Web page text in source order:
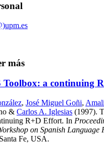
más
Toolbox: a continuing
, José Miguel Goñi,
& Carlos A. Iglesias (1997).
R+D Effort. In
on Spanish Language
Fe, USA.